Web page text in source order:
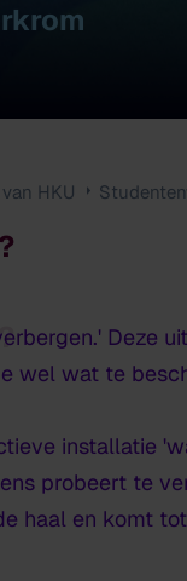
HKU
Deze
wel wat te
installatie
probeert te
haal en komt